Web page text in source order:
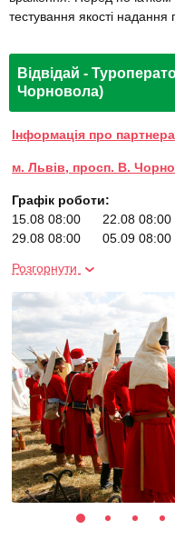
тестування якості надання
Відвідай -
Чорновола)
Інформація про партнера
м. Львів, просп. В.
Графік роботи:
15.08 08:00
22.08 08:00
29.08 08:00
05.09 08:00
26.09 08:00
Розгорнути